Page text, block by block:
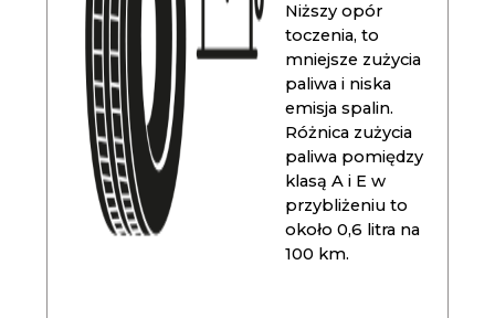
Niższy opór
toczenia, to
mniejsze zużycia
paliwa i niska
emisja spalin.
Różnica zużycia
paliwa pomiędzy
klasą A i E w
przybliżeniu to
około 0,6 litra na
100 km.